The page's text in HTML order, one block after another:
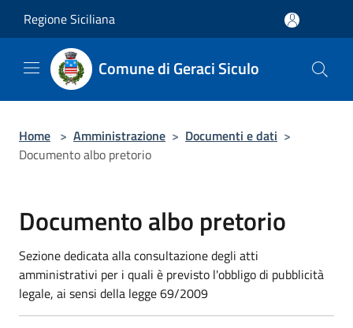
Regione Siciliana
Comune di Geraci Siculo
Home > Amministrazione > Documenti e dati >
Documento albo pretorio
Documento albo pretorio
Sezione dedicata alla consultazione degli atti
amministrativi per i quali è previsto l'obbligo di pubblicità
legale, ai sensi della legge 69/2009